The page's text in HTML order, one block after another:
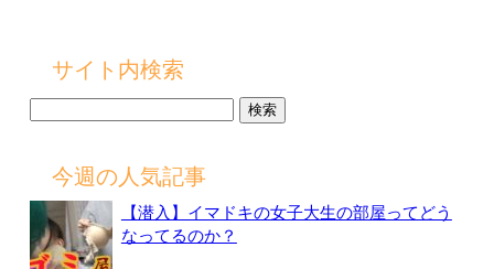
サイト内検索
今週の人気記事
【潜入】イマドキの女子大生の部屋ってどう
なってるのか？